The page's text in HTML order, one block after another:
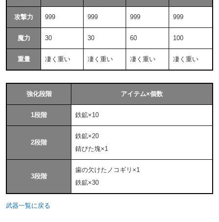
攻撃力 999 999 999 999
魔力 30 30 60 100
重量 凄く重い 凄く重い 凄く重い 凄く重い
強化段階 アイテム×個数
1段階 鉄鉱×10
2段階
鉄鉱×20
錆びた塊×1
3段階
歯の欠けたノコギリ×1
鉄鉱×30
武器一覧に戻る